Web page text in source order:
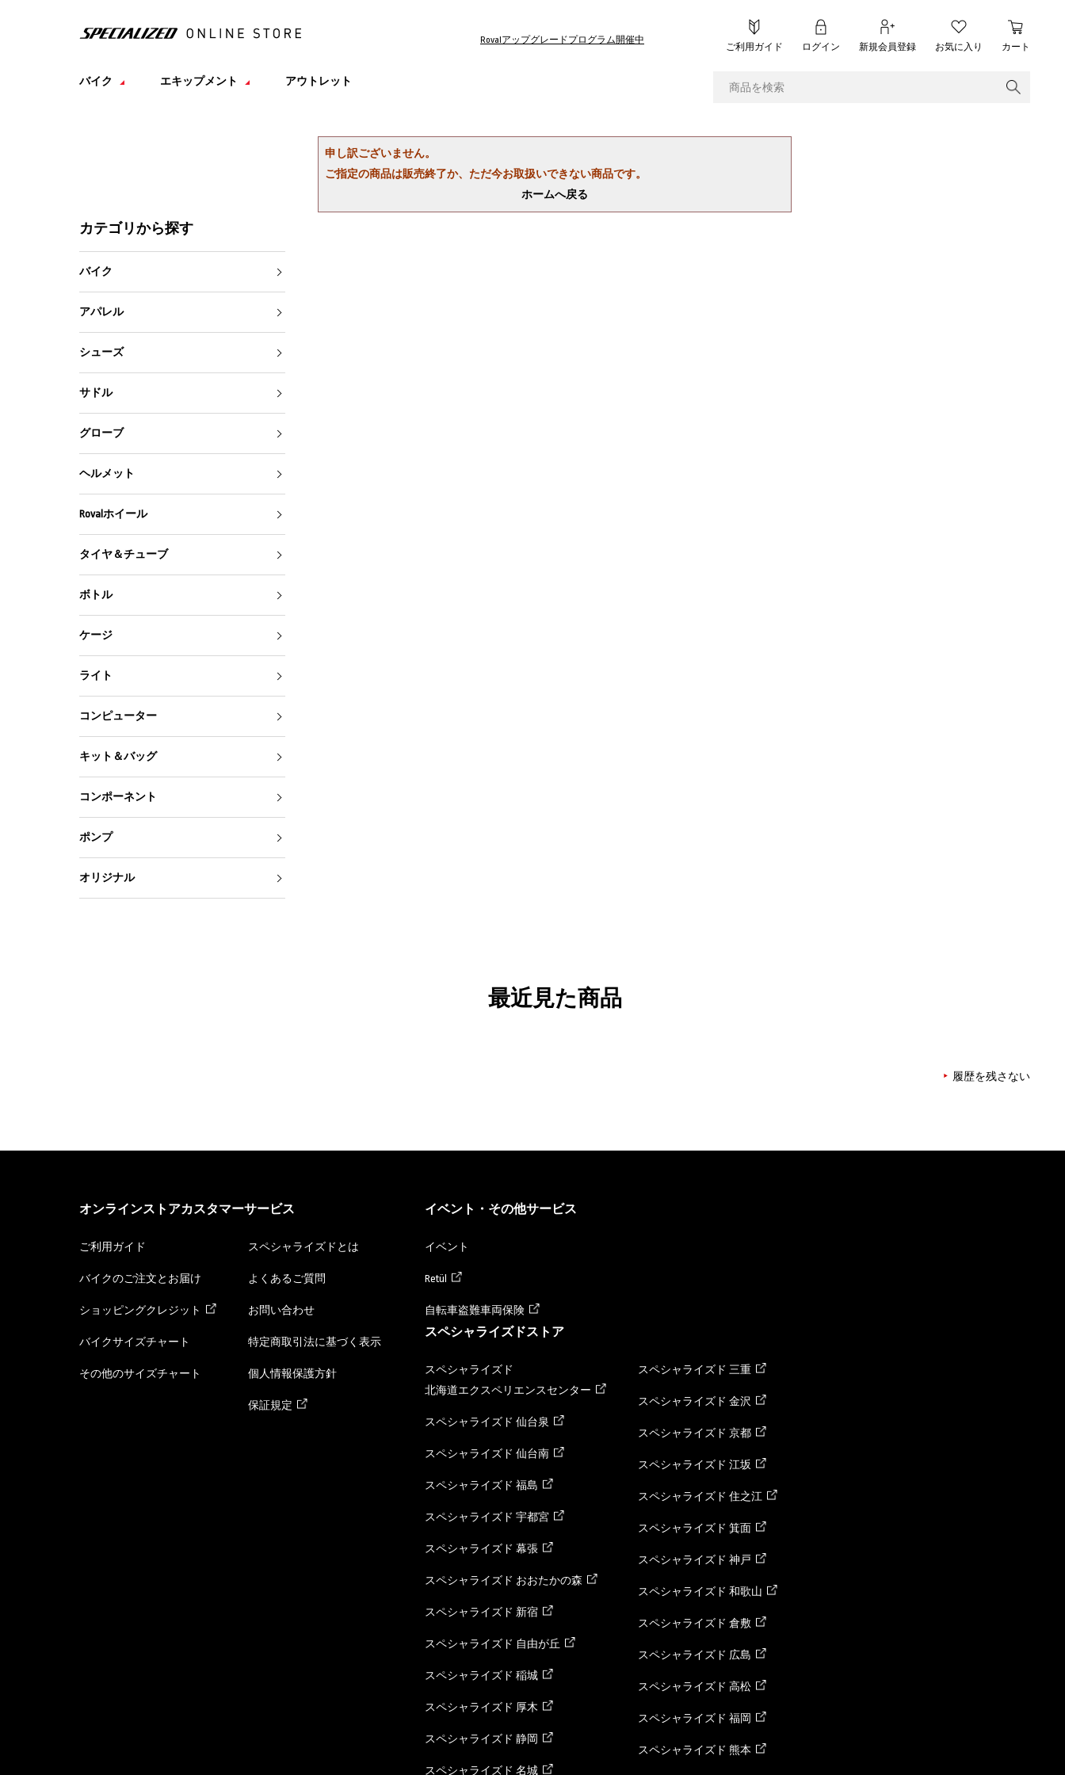
Rovalアップグレードプログラム開催中
ご利用ガイド ログイン 新規会員登録 お気に入り カート
バイク エキップメント アウトレット
申し訳ございません。
ご指定の商品は販売終了か、ただ今お取扱いできない商品です。
ホームへ戻る
カテゴリから探す
バイク
アパレル
シューズ
サドル
グローブ
ヘルメット
Rovalホイール
タイヤ＆チューブ
ボトル
ケージ
ライト
コンピューター
キット＆バッグ
コンポーネント
ポンプ
オリジナル
最近見た商品
履歴を残さない
オンラインストアカスタマーサービス
ご利用ガイド
バイクのご注文とお届け
ショッピングクレジット
バイクサイズチャート
その他のサイズチャート
スペシャライズドとは
よくあるご質問
お問い合わせ
特定商取引法に基づく表示
個人情報保護方針
保証規定
イベント・その他サービス
イベント
Retül
自転車盗難車両保険
スペシャライズドストア
スペシャライズド
北海道エクスペリエンスセンター
スペシャライズド 仙台泉
スペシャライズド 仙台南
スペシャライズド 福島
スペシャライズド 宇都宮
スペシャライズド 幕張
スペシャライズド おおたかの森
スペシャライズド 新宿
スペシャライズド 自由が丘
スペシャライズド 稲城
スペシャライズド 厚木
スペシャライズド 静岡
スペシャライズド 名城
スペシャライズド 三重
スペシャライズド 金沢
スペシャライズド 京都
スペシャライズド 江坂
スペシャライズド 住之江
スペシャライズド 箕面
スペシャライズド 神戸
スペシャライズド 和歌山
スペシャライズド 倉敷
スペシャライズド 広島
スペシャライズド 高松
スペシャライズド 福岡
スペシャライズド 熊本